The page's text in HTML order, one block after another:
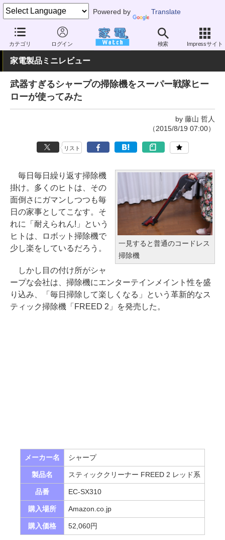
Powered by Translate
カテゴリ ログイン 検索 Impressサイト
家電 Watch 生活家電 掃除機 スティック型
家電製品ミニレビュー
武器すぎるシャープの掃除機をスーパー戦隊ヒー
ローが使ってみた
by 藤山 哲人
（2015/8/19 07:00）
リスト
一見すると普通のコードレス
掃除機
毎日毎日繰り返す掃除機
掛け。多くのヒトは、その
面倒さにガマンしつつも毎
日の家事としてこなす。そ
れに「耐えられん!」という
ヒトは、ロボット掃除機で
少し楽をしているだろう。
しかし目の付け所がシャ
ープな会社は、掃除機にエンターテインメイント性を盛
り込み、「毎日掃除して楽しくなる」という革新的なス
ティック掃除機「FREED 2」を発売した。
メーカー名 シャープ
製品名 スティッククリーナー FREED 2 レッド系
品番 EC-SX310
購入場所 Amazon.co.jp
購入価格 52,060円